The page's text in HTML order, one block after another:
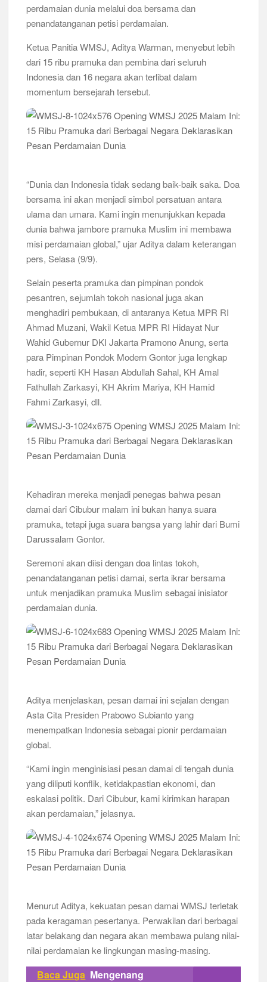
Perkuat Kepemimpinan dan Demokrasi, Kwarran Jabon Gelar
Dianpinsa serta Musppanitera 2026
Bukan Cuma Kemah! Pramuka SMK YPM 3 Taman Adopsi
Sistem Kerja Industri Lewat KPDA
Kwarran Porong Gembleng Penegak Pramuka Lewat Pelatihan
Keprotokoleran
Tumbuhkan Ceria dan Karakter Sejak Dini, 704 Pramuka
Siaga Ramaikan Pesta Siaga Kwarran Prambon 2026
Karena Karakter Tidak Dibentuk di Ruang Nyaman, LT-1
SDN Pagerwojo Hadir Menempa Ketangguhan
Gelar Musppanitera 2026, Kwarran Taman Cetak Pemimpin
Baru dan Perkuat Kolaborasi Lintas Pangkalan
Diwarnai Penampilan Tari Kreasi Berselendang
Musran X Kwarran Jabon Jadi Titik Awal Kebangkitan
Pramuka yang Lebih Inovatif dan Progresif
Peringanti Momentum Hardiknas, Kwarran Sedati Gelar Rapat
Kerja
perdamaian dunia melalui doa bersama dan
penandatanganan petisi perdamaian.
Ketua Panitia WMSJ, Aditya Warman, menyebut lebih
dari 15 ribu pramuka dan pembina dari seluruh
Indonesia dan 16 negara akan terlibat dalam
momentum bersejarah tersebut.
“Dunia dan Indonesia tidak sedang baik-baik saka. Doa
bersama ini akan menjadi simbol persatuan antara
ulama dan umara. Kami ingin menunjukkan kepada
dunia bahwa jambore pramuka Muslim ini membawa
misi perdamaian global,” ujar Aditya dalam keterangan
pers, Selasa (9/9).
Selain peserta pramuka dan pimpinan pondok
pesantren, sejumlah tokoh nasional juga akan
menghadiri pembukaan, di antaranya Ketua MPR RI
Ahmad Muzani, Wakil Ketua MPR RI Hidayat Nur
Wahid Gubernur DKI Jakarta Pramono Anung, serta
para Pimpinan Pondok Modern Gontor juga lengkap
hadir, seperti KH Hasan Abdullah Sahal, KH Amal
Fathullah Zarkasyi, KH Akrim Mariya, KH Hamid
Fahmi Zarkasyi, dll.
Kehadiran mereka menjadi penegas bahwa pesan
damai dari Cibubur malam ini bukan hanya suara
pramuka, tetapi juga suara bangsa yang lahir dari Bumi
Darussalam Gontor.
Seremoni akan diisi dengan doa lintas tokoh,
penandatanganan petisi damai, serta ikrar bersama
untuk menjadikan pramuka Muslim sebagai inisiator
perdamaian dunia.
Aditya menjelaskan, pesan damai ini sejalan dengan
Asta Cita Presiden Prabowo Subianto yang
menempatkan Indonesia sebagai pionir perdamaian
global.
“Kami ingin menginisiasi pesan damai di tengah dunia
yang diliputi konflik, ketidakpastian ekonomi, dan
eskalasi politik. Dari Cibubur, kami kirimkan harapan
akan perdamaian,” jelasnya.
Menurut Aditya, kekuatan pesan damai WMSJ terletak
pada keragaman pesertanya. Perwakilan dari berbagai
latar belakang dan negara akan membawa pulang nilai-
nilai perdamaian ke lingkungan masing-masing.
Baca Juga Mengenang